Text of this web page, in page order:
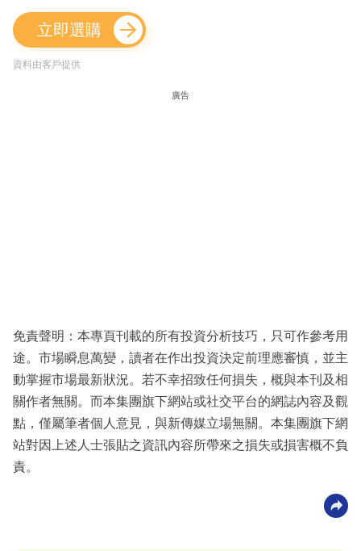
立即選購
資料由客戶提供
廣告
免責聲明：本專頁刊載的所有投資分析技巧，只可作參考用
途。市場瞬息萬變，讀者在作出投資決定前理應審慎，並主
動掌握市場最新狀況。若不幸招致任何損失，概與本刊及相
關作者無關。而本集團旗下網站或社交平台的網誌內容及觀
點，僅屬筆者個人意見，與新傳媒立場無關。本集團旗下網
站對因上述人士張貼之資訊內容所帶來之損失或損害概不負
責。